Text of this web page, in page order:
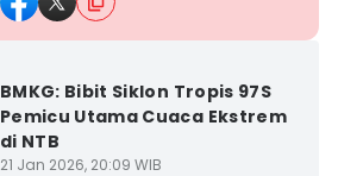
BMKG: Bibit Siklon Tropis 97S
Pemicu Utama Cuaca Ekstrem
di NTB
21 Jan 2026, 20:09 WIB